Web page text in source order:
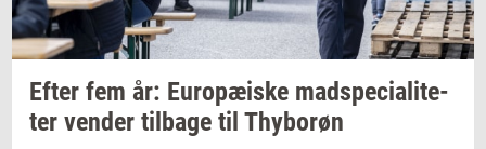
Efter fem år: Eu­ro­pæ­i­ske mad­spe­ci­a­li­te­
ter ven­der til­ba­ge til Thy­bor­øn